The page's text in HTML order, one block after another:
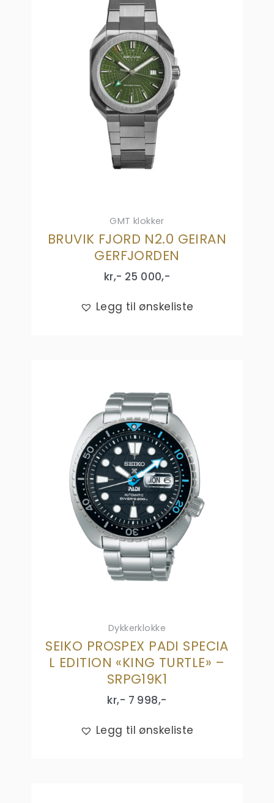
GMT klokker
BRUVIK FJORD N2.0 GEIRAN
GERFJORDEN
kr,- 25 000,-
Legg til ønskeliste
Dykkerklokke
SEIKO PROSPEX PADI SPECIA
L EDITION «KING TURTLE» –
SRPG19K1
kr,- 7 998,-
Legg til ønskeliste